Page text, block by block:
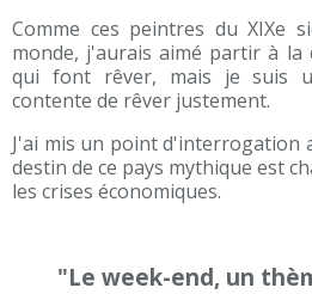
Comme ces peintres du XIXe
monde, j'aurais aimé partir à la
qui font rêver, mais je suis
contente de rêver justement.
J'ai mis un point d'interrogation
destin de ce pays mythique est
les crises économiques.
"Le week-end, un